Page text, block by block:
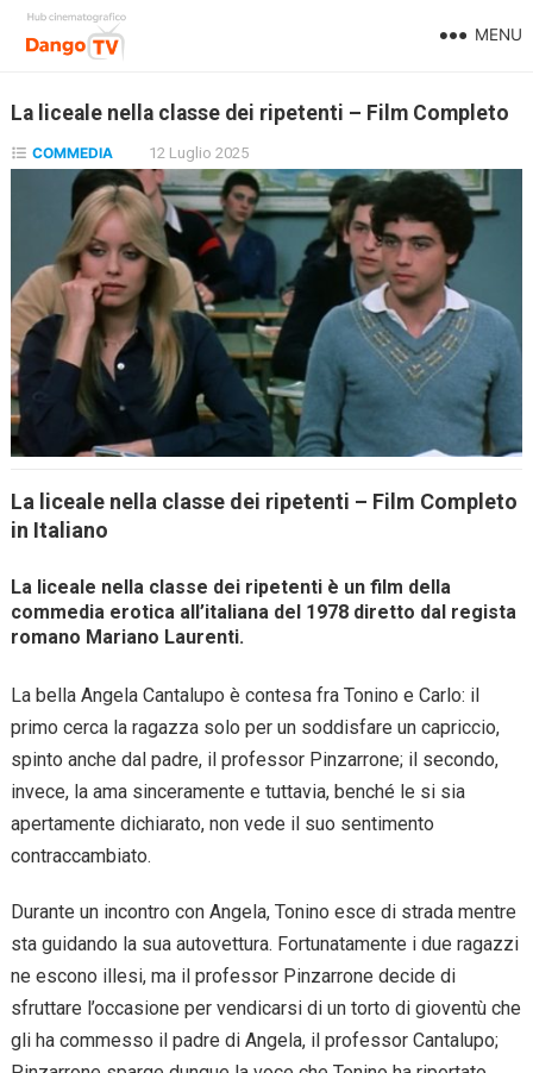
MENU
La liceale nella classe dei ripetenti – Film Completo
COMMEDIA 12 Luglio 2025
La liceale nella classe dei ripetenti – Film Completo
in Italiano
La liceale nella classe dei ripetenti è un film della
commedia erotica all’italiana del 1978 diretto dal regista
romano Mariano Laurenti.
La bella Angela Cantalupo è contesa fra Tonino e Carlo: il
primo cerca la ragazza solo per un soddisfare un capriccio,
spinto anche dal padre, il professor Pinzarrone; il secondo,
invece, la ama sinceramente e tuttavia, benché le si sia
apertamente dichiarato, non vede il suo sentimento
contraccambiato.
Durante un incontro con Angela, Tonino esce di strada mentre
sta guidando la sua autovettura. Fortunatamente i due ragazzi
ne escono illesi, ma il professor Pinzarrone decide di
sfruttare l’occasione per vendicarsi di un torto di gioventù che
gli ha commesso il padre di Angela, il professor Cantalupo;